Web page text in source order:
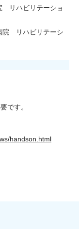
リハビリテーショ
院 リハビリテーシ
です。
handson.html